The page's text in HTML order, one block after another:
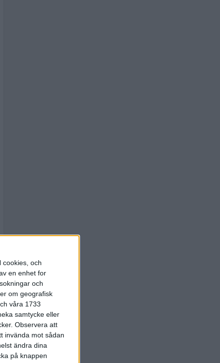
cookies, och
en enhet for
och
om geografisk
våra 1733
samtycke eller
Observera att
invända mot sådan
ändra dina
på knappen